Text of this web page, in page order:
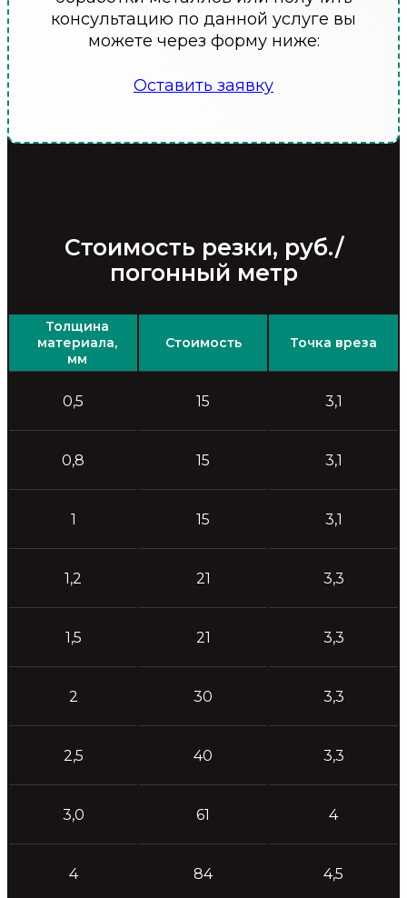
консультацию по данной услуге вы
можете через форму ниже:
Оставить заявку
Стоимость резки, руб./
погонный метр
Толщина
материала,
мм
Стоимость Точка вреза
0,5 15 3,1
0,8 15 3,1
1 15 3,1
1,2 21 3,3
1,5 21 3,3
2 30 3,3
2,5 40 3,3
3,0 61 4
4 84 4,5